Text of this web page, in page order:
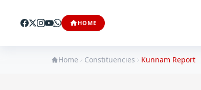
HOME
Home Constituencies Kunnam Report